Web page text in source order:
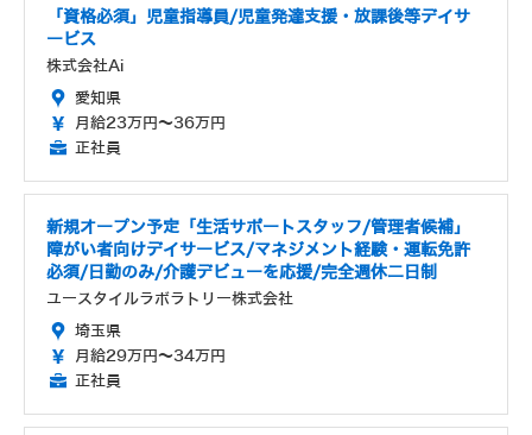
「資格必須」児童指導員/児童発達支援・放課後等デイサ
ービス
株式会社Ai
愛知県
月給23万円～36万円
正社員
新規オープン予定「生活サポートスタッフ/管理者候補」
障がい者向けデイサービス/マネジメント経験・運転免許
必須/日勤のみ/介護デビューを応援/完全週休二日制
ユースタイルラボラトリー株式会社
埼玉県
月給29万円～34万円
正社員